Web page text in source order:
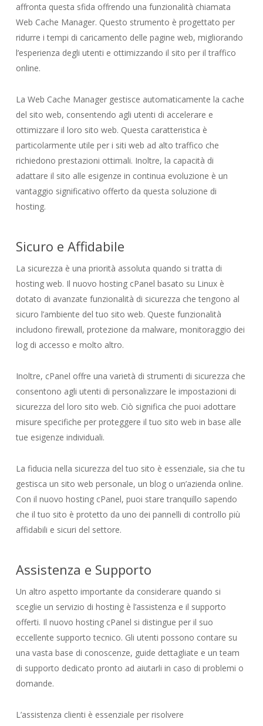
affronta questa sfida offrendo una funzionalità chiamata
Web Cache Manager. Questo strumento è progettato per
ridurre i tempi di caricamento delle pagine web, migliorando
l’esperienza degli utenti e ottimizzando il sito per il traffico
online.
La Web Cache Manager gestisce automaticamente la cache
del sito web, consentendo agli utenti di accelerare e
ottimizzare il loro sito web. Questa caratteristica è
particolarmente utile per i siti web ad alto traffico che
richiedono prestazioni ottimali. Inoltre, la capacità di
adattare il sito alle esigenze in continua evoluzione è un
vantaggio significativo offerto da questa soluzione di
hosting.
Sicuro e Affidabile
La sicurezza è una priorità assoluta quando si tratta di
hosting web. Il nuovo hosting cPanel basato su Linux è
dotato di avanzate funzionalità di sicurezza che tengono al
sicuro l’ambiente del tuo sito web. Queste funzionalità
includono firewall, protezione da malware, monitoraggio dei
log di accesso e molto altro.
Inoltre, cPanel offre una varietà di strumenti di sicurezza che
consentono agli utenti di personalizzare le impostazioni di
sicurezza del loro sito web. Ciò significa che puoi adottare
misure specifiche per proteggere il tuo sito web in base alle
tue esigenze individuali.
La fiducia nella sicurezza del tuo sito è essenziale, sia che tu
gestisca un sito web personale, un blog o un’azienda online.
Con il nuovo hosting cPanel, puoi stare tranquillo sapendo
che il tuo sito è protetto da uno dei pannelli di controllo più
affidabili e sicuri del settore.
Assistenza e Supporto
Un altro aspetto importante da considerare quando si
sceglie un servizio di hosting è l’assistenza e il supporto
offerti. Il nuovo hosting cPanel si distingue per il suo
eccellente supporto tecnico. Gli utenti possono contare su
una vasta base di conoscenze, guide dettagliate e un team
di supporto dedicato pronto ad aiutarli in caso di problemi o
domande.
L’assistenza clienti è essenziale per risolvere